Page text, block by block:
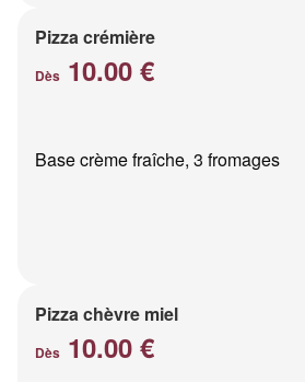
Pizza crémière
Dès 10.00 €
Base crème fraîche, 3 fromages
Pizza chèvre miel
Dès 10.00 €